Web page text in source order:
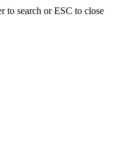
to search or ESC to close